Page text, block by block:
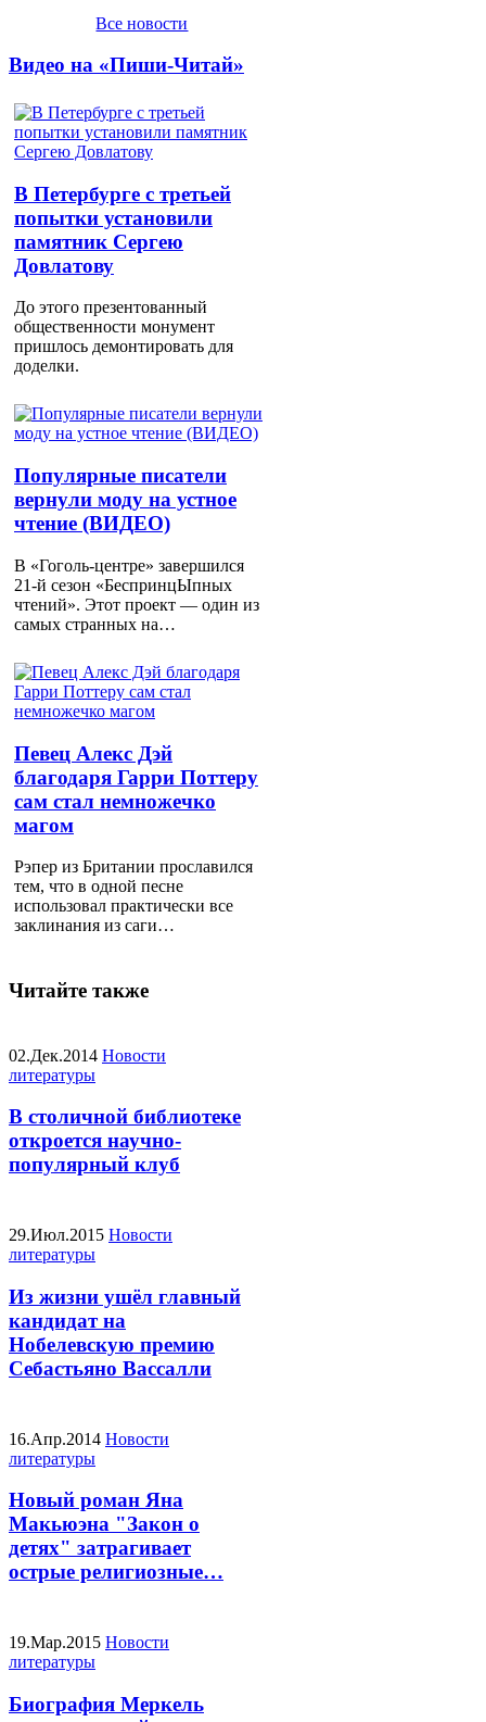
Все новости
Видео на «Пиши-Читай»
В Петербурге с третьей
попытки установили
памятник Сергею
Довлатову
До этого презентованный
общественности монумент
пришлось демонтировать для
доделки.
Популярные писатели
вернули моду на устное
чтение (ВИДЕО)
В «Гоголь-центре» завершился
21-й сезон «БеспринцЫпных
чтений». Этот проект — один из
самых странных на…
Певец Алекс Дэй
благодаря Гарри Поттеру
сам стал немножечко
магом
Рэпер из Британии прославился
тем, что в одной песне
использовал практически все
заклинания из саги…
Читайте также
02.Дек.2014 Новости
литературы
В столичной библиотеке
откроется научно-
популярный клуб
29.Июл.2015 Новости
литературы
Из жизни ушёл главный
кандидат на
Нобелевскую премию
Себастьяно Вассалли
16.Апр.2014 Новости
литературы
Новый роман Яна
Макьюэна "Закон о
детях" затрагивает
острые религиозные…
19.Мар.2015 Новости
литературы
Биография Меркель